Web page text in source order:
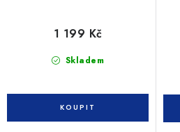
Skladem
1 199 Kč